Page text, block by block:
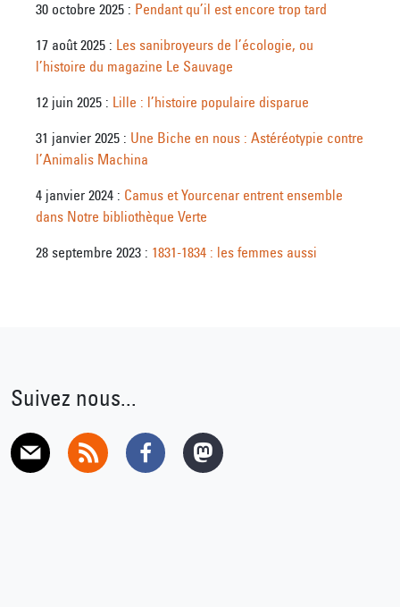
30 octobre 2025 : Pendant qu’il est encore trop tard
17 août 2025 : Les sanibroyeurs de l’écologie, ou
l’histoire du magazine Le Sauvage
12 juin 2025 : Lille : l’histoire populaire disparue
31 janvier 2025 : Une Biche en nous : Astéréotypie contre
l’Animalis Machina
4 janvier 2024 : Camus et Yourcenar entrent ensemble
dans Notre bibliothèque Verte
28 septembre 2023 : 1831-1834 : les femmes aussi
Suivez nous...